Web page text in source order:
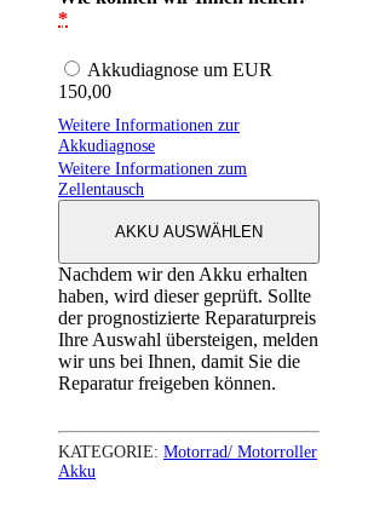
*
Akkudiagnose um EUR
150,00
Weitere Informationen zur
Akkudiagnose
Weitere Informationen zum
Zellentausch
AKKU AUSWÄHLEN
Nachdem wir den Akku erhalten
haben, wird dieser geprüft. Sollte
der prognostizierte Reparaturpreis
Ihre Auswahl übersteigen, melden
wir uns bei Ihnen, damit Sie die
Reparatur freigeben können.
KATEGORIE: Motorrad/ Motorroller
Akku